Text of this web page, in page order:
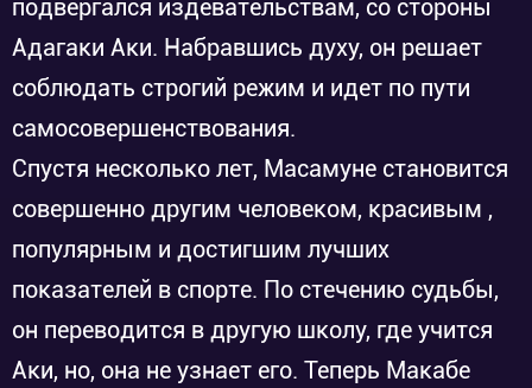
подвергался издевательствам, со стороны
Адагаки Аки. Набравшись духу, он решает
соблюдать строгий режим и идет по пути
самосовершенствования.
Спустя несколько лет, Масамуне становится
совершенно другим человеком, красивым ,
популярным и достигшим лучших
показателей в спорте. По стечению судьбы,
он переводится в другую школу, где учится
Аки, но, она не узнает его. Теперь Макабе